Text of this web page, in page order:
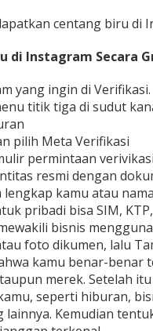
centang biru di
di Instagram Secara
yang ingin di Verifikasi.
titik tiga di sudut
pilih Meta Verifikasi
permintaan
resmi dengan
kamu atau
pribadi bisa SIM,
bisnis
foto dikumen, lalu
kamu benar-benar
merek. Setelah
seperti hiburan,
Kemudian